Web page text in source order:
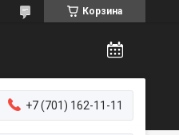
Корзина
+7 (701) 162-11-11